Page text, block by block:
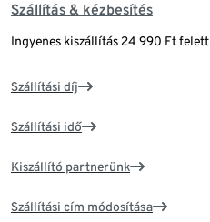
Szállítás & kézbesítés
Ingyenes kiszállítás 24 990 Ft felett
Szállítási díj
Szállítási idő
Kiszállító partnerünk
Szállítási cím módosítása